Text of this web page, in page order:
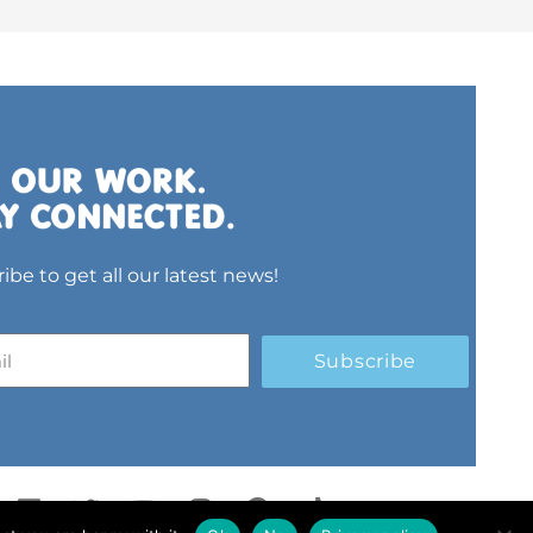
to get all our latest news!
Subscribe
L
T
Y
I
S
T